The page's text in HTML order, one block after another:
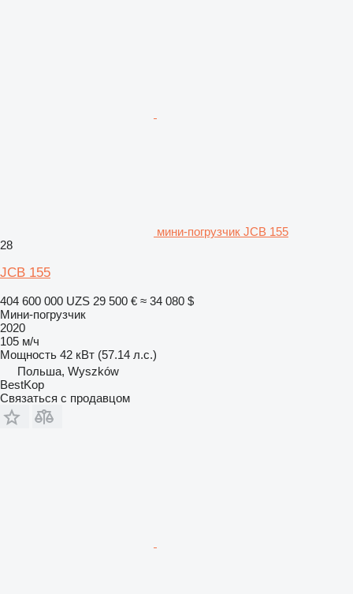
мини-погрузчик JCB 155
28
JCB 155
404 600 000 UZS 29 500 € ≈ 34 080 $
Мини-погрузчик
2020
105 м/ч
Мощность 42 кВт (57.14 л.с.)
Польша, Wyszków
BestKop
Связаться с продавцом